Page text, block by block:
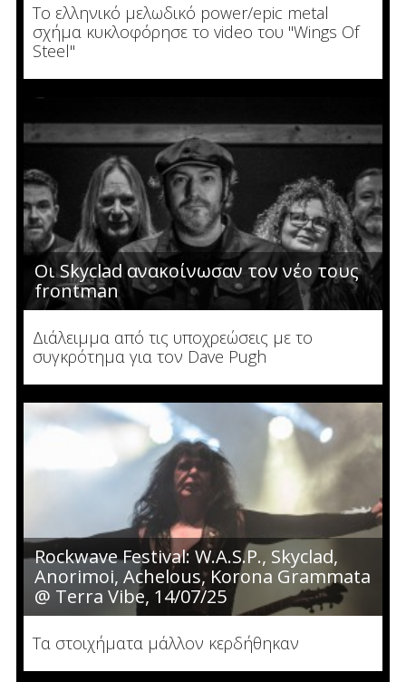
To ελληνικό μελωδικό power/epic metal
σχήμα κυκλοφόρησε το video του "Wings Οf
Steel"
Οι Skyclad ανακοίνωσαν τον νέο τους
frontman
Διάλειμμα από τις υποχρεώσεις με το
συγκρότημα για τον Dave Pugh
Rockwave Festival: W.A.S.P., Skyclad,
Anorimoi, Achelous, Korona Grammata
@ Terra Vibe, 14/07/25
Τα στοιχήματα μάλλον κερδήθηκαν